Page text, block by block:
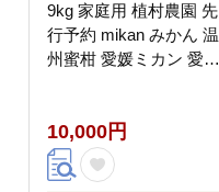
9kg 家庭用 植村農園 先
行予約 mikan みかん 温
州蜜柑 愛媛ミカン 愛媛
ルーツ 柑橘 農家直送
産地直送 数量限定 国産
愛媛 愛媛産 宇和島
10,000円